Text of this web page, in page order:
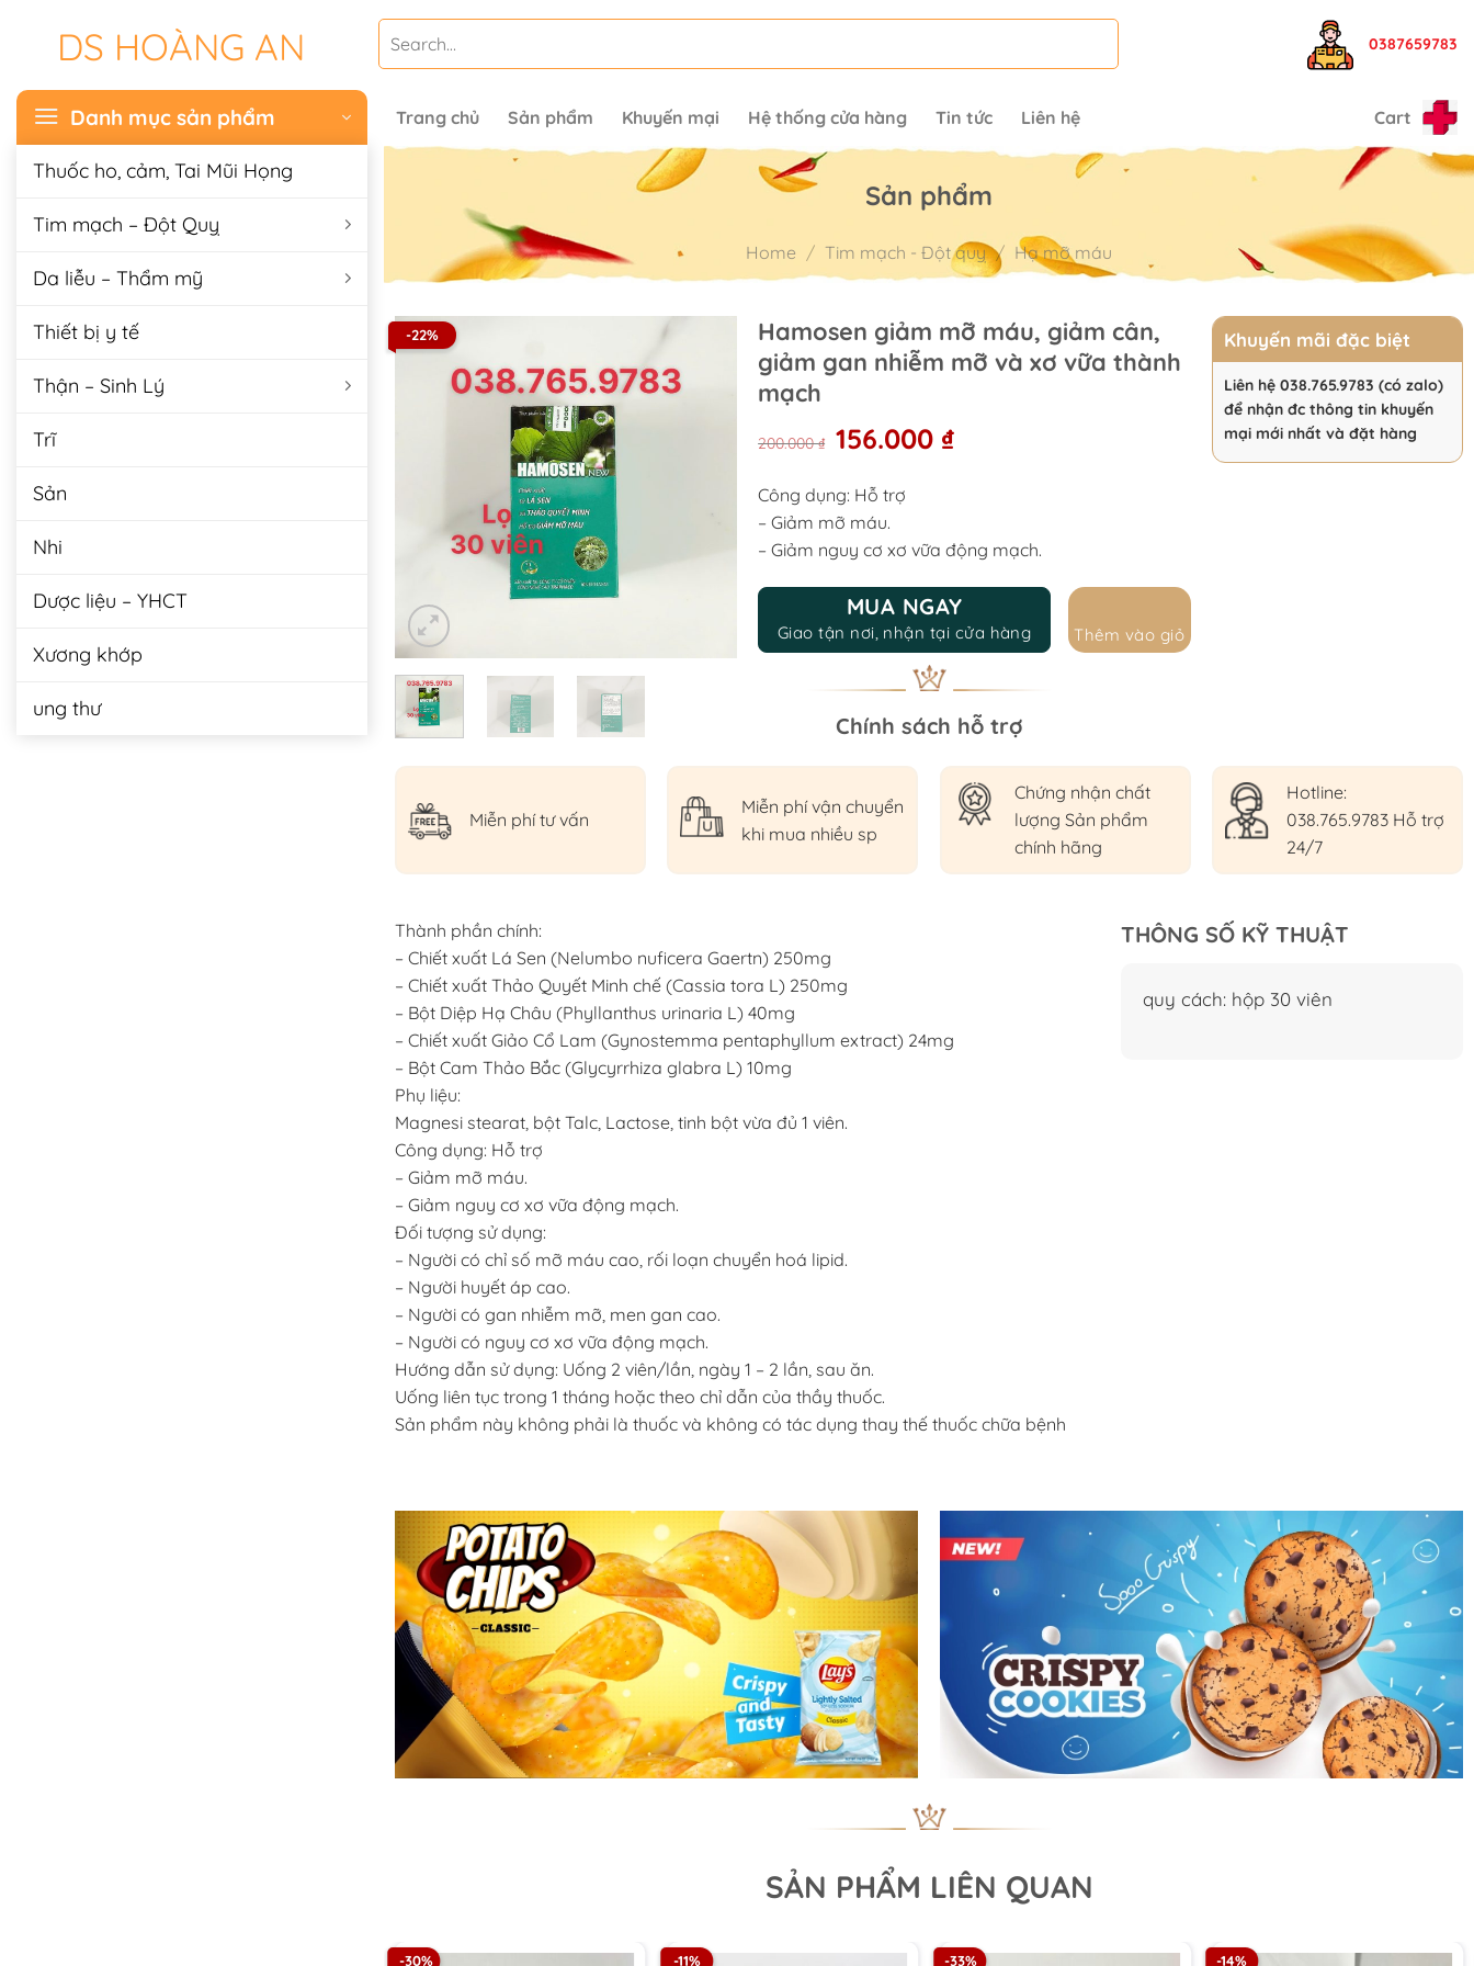
dung
DS HOÀNG AN
Search
for:
0387659783
Danh mục sản phẩm
Thuốc ho, cảm, Tai Mũi Họng
Tim mạch – Đột Quỵ
Da liễu – Thẩm mỹ
Thiết bị y tế
Thận – Sinh Lý
Trĩ
Sản
Nhi
Dược liệu – YHCT
Xương khớp
ung thư
Trang chủ Sản phẩm Khuyến mại Hệ thống cửa hàng Tin tức Liên hệ Cart
Sản phẩm
Home / Tim mạch - Đột quỵ / Hạ mỡ máu
-22%
Hamosen giảm mỡ máu, giảm cân,
giảm gan nhiễm mỡ và xơ vữa thành
mạch
200.000₫ Original
price
200.000 ₫.
156.000 ₫
Công dụng: Hỗ trợ
– Giảm mỡ máu.
– Giảm nguy cơ xơ vữa động mạch.
MUA NGAY
Giao tận nơi, nhận tại cửa hàng Thêm vào giỏ
Khuyến mãi đặc biệt
Liên hệ 038.765.9783 (có zalo)
để nhận đc thông tin khuyến
mại mới nhất và đặt hàng
Chính sách hỗ trợ
Miễn phí tư vấn
Miễn phí vận chuyển
khi mua nhiều sp
Chứng nhận chất
lượng Sản phẩm
chính hãng
Hotline:
038.765.9783 Hỗ trợ
24/7
Thành phần chính:
– Chiết xuất Lá Sen (Nelumbo nuficera Gaertn) 250mg
– Chiết xuất Thảo Quyết Minh chế (Cassia tora L) 250mg
– Bột Diệp Hạ Châu (Phyllanthus urinaria L) 40mg
– Chiết xuất Giảo Cổ Lam (Gynostemma pentaphyllum extract) 24mg
– Bột Cam Thảo Bắc (Glycyrrhiza glabra L) 10mg
Phụ liệu:
Magnesi stearat, bột Talc, Lactose, tinh bột vừa đủ 1 viên.
Công dụng: Hỗ trợ
– Giảm mỡ máu.
– Giảm nguy cơ xơ vữa động mạch.
Đối tượng sử dụng:
– Người có chỉ số mỡ máu cao, rối loạn chuyển hoá lipid.
– Người huyết áp cao.
– Người có gan nhiễm mỡ, men gan cao.
– Người có nguy cơ xơ vữa động mạch.
Hướng dẫn sử dụng: Uống 2 viên/lần, ngày 1 – 2 lần, sau ăn.
Uống liên tục trong 1 tháng hoặc theo chỉ dẫn của thầy thuốc.
Sản phẩm này không phải là thuốc và không có tác dụng thay thế thuốc chữa bệnh
THÔNG SỐ KỸ THUẬT
quy cách: hộp 30 viên
SẢN PHẨM LIÊN QUAN
-30% -11% -33% -14%